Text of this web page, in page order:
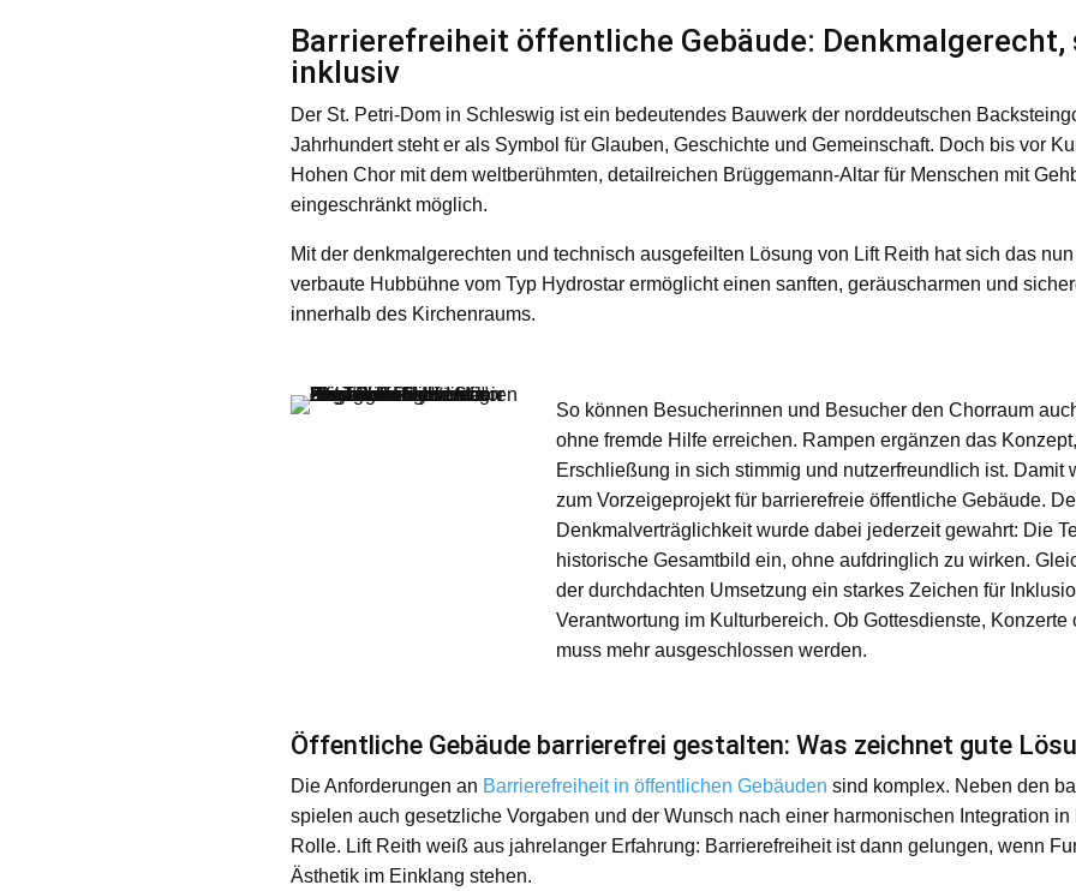
Barrierefreiheit öffentliche Gebäude: Denkmalgerecht,
inklusiv
Der St. Petri-Dom in Schleswig ist ein bedeutendes Bauwerk der norddeutschen
Jahrhundert steht er als Symbol für Glauben, Geschichte und Gemeinschaft. Doch bis vor
Hohen Chor mit dem weltberühmten, detailreichen Brüggemann-Altar für Menschen mit
eingeschränkt möglich.
Mit der denkmalgerechten und technisch ausgefeilten Lösung von Lift Reith hat sich das nun
verbaute Hubbühne vom Typ Hydrostar ermöglicht einen sanften, geräuscharmen und
innerhalb des Kirchenraums.
So können Besucherinnen und Besucher den Chorraum
ohne fremde Hilfe erreichen. Rampen ergänzen das
Erschließung in sich stimmig und nutzerfreundlich ist. Damit
zum Vorzeigeprojekt für barrierefreie öffentliche Gebäude.
Denkmalverträglichkeit wurde dabei jederzeit gewahrt: Die
historische Gesamtbild ein, ohne aufdringlich zu wirken.
der durchdachten Umsetzung ein starkes Zeichen für
Verantwortung im Kulturbereich. Ob Gottesdienste, Konzerte
muss mehr ausgeschlossen werden.
Öffentliche Gebäude barrierefrei gestalten: Was zeichnet gute
Die Anforderungen an Barrierefreiheit in öffentlichen Gebäuden sind komplex. Neben den
spielen auch gesetzliche Vorgaben und der Wunsch nach einer harmonischen Integration in
Rolle. Lift Reith weiß aus jahrelanger Erfahrung: Barrierefreiheit ist dann gelungen, wenn
Ästhetik im Einklang stehen.